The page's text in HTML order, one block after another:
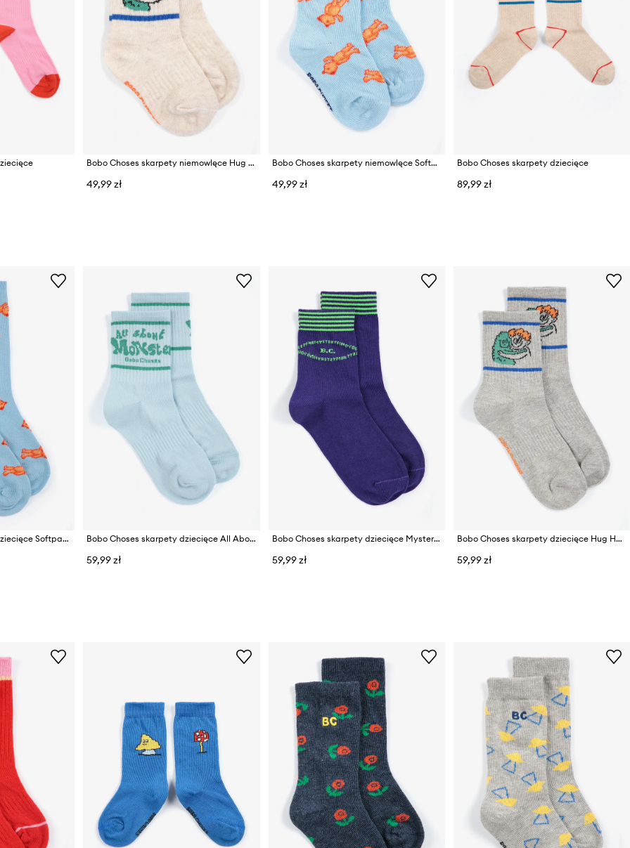
Bobo Choses skarpety niemowlęce Hug Hairy Monster
49,99 zł
Bobo Choses skarpety niemowlęce Softpaw Monster
49,99 zł
Bobo Choses skarpety dziecięce
89,99 zł
Bobo Choses skarpety dziecięce Softpaw Monster Bobo Choses skarpety dziecięce All About Monsters
59,99 zł
Bobo Choses skarpety dziecięce Mystery
59,99 zł
Bobo Choses skarpety dziecięce Hug Hairy Monster
59,99 zł